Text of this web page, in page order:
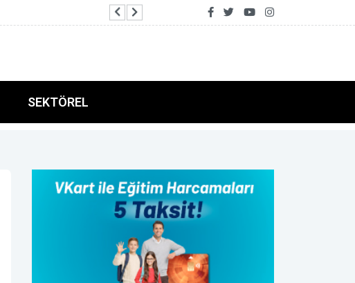
2026 Air Badminton Türkiye Şampiyonası
SEKTÖREL